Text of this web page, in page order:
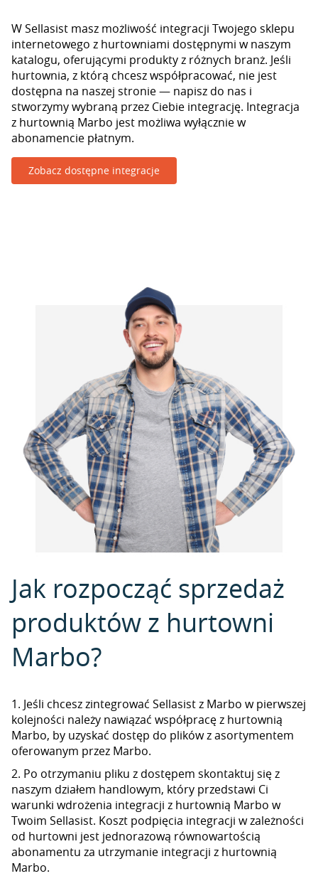
W Sellasist masz możliwość integracji Twojego sklepu
internetowego z hurtowniami dostępnymi w naszym
katalogu, oferującymi produkty z różnych branż. Jeśli
hurtownia, z którą chcesz współpracować, nie jest
dostępna na naszej stronie — napisz do nas i
stworzymy wybraną przez Ciebie integrację. Integracja
z hurtownią Marbo jest możliwa wyłącznie w
abonamencie płatnym.
Zobacz dostępne integracje
Jak rozpocząć sprzedaż
produktów z hurtowni
Marbo?
1. Jeśli chcesz zintegrować Sellasist z Marbo w pierwszej
kolejności należy nawiązać współpracę z hurtownią
Marbo, by uzyskać dostęp do plików z asortymentem
oferowanym przez Marbo.
2. Po otrzymaniu pliku z dostępem skontaktuj się z
naszym działem handlowym, który przedstawi Ci
warunki wdrożenia integracji z hurtownią Marbo w
Twoim Sellasist. Koszt podpięcia integracji w zależności
od hurtowni jest jednorazową równowartością
abonamentu za utrzymanie integracji z hurtownią
Marbo.